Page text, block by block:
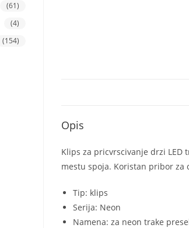
Opis
Klips za pricvrscivanje drzi LED
mestu spoja. Koristan pribor za
Tip: klips
Serija: Neon
Namena: za neon trake
(61)
(4)
(154)